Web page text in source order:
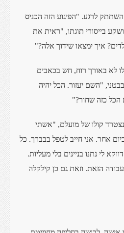
לרגע. "הפיגוע הזה הכניס
בייסורי תוגתו, "ראית את
איך ימצאו שידוך אלה?"
לא באורך רוח, חש בכאבים
"השם יעזור. הכל יהיה
כזה שחור?"
קולו של מועלם, "אשתי
אחר. אני חייב לטפל בבברך. כל
לי נתנו בניינים בלי מעליות.
הזאת. וזאת גם כן קילקלה